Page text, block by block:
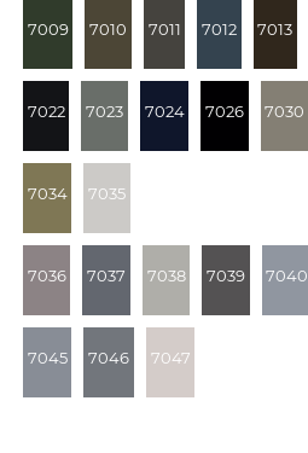
7009 7010 7011 7012 7013
7022 7023 7024 7026 7030
7034 7035
7036 7037 7038 7039 7040
7045 7046 7047